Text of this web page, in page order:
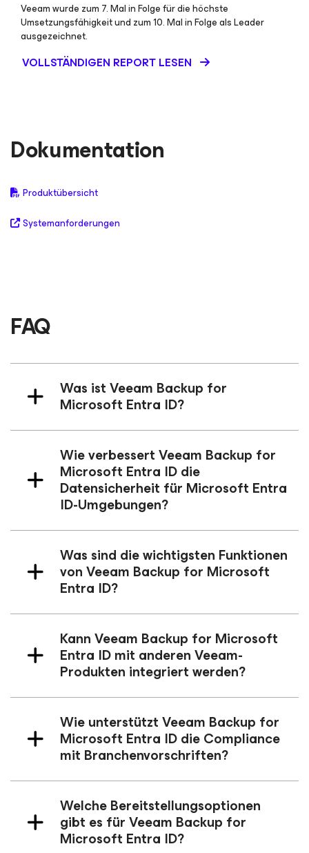
Veeam wurde zum 7. Mal in Folge für die höchste
Umsetzungsfähigkeit und zum 10. Mal in Folge als Leader
ausgezeichnet.
VOLLSTÄNDIGEN REPORT LESEN
Dokumentation
Produktübersicht
Systemanforderungen
FAQ
Was ist Veeam Backup for
Microsoft Entra ID?
Wie verbessert Veeam Backup for
Microsoft Entra IDdie
Datensicherheit für Microsoft Entra
ID-Umgebungen?
Was sind die wichtigsten Funktionen
von Veeam Backup for Microsoft
Entra ID?
Kann Veeam Backup for Microsoft
Entra IDmit anderen Veeam-
Produkten integriert werden?
Wie unterstützt Veeam Backup for
Microsoft Entra IDdie Compliance
mit Branchenvorschriften?
Welche Bereitstellungsoptionen
gibt es für Veeam Backup for
Microsoft Entra ID?